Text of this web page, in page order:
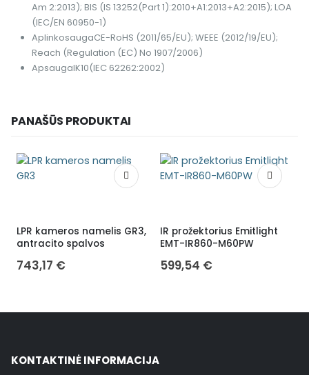
Am 2:2013); BIS (IS 13252(Part 1):2010+A1:2013+A2:2015); LOA
(IEC/EN 60950-1)
AplinkosaugaCE-RoHS (2011/65/EU); WEEE (2012/19/EU);
Reach (Regulation (EC) No 1907/2006)
ApsaugaIK10(IEC 62262:2002)
PANAŠŪS PRODUKTAI
LPR kameros namelis GR3,
antracito spalvos
743,17 €
IR prožektorius Emitlight
EMT-IR860-M60PW
599,54 €
KONTAKTINĖ INFORMACIJA